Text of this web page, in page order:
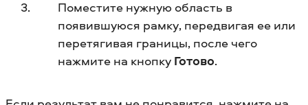
Поместите нужную область в
появившуюся рамку, передвигая ее или
перетягивая границы, после чего
нажмите на кнопку Готово.